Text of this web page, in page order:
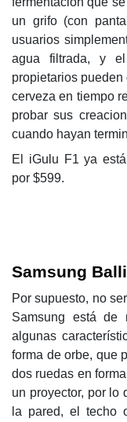
un grifo (con
usuarios
agua filtrada, y
propietarios
cerveza en tiempo
probar sus
cuando hayan
El iGulu F1 ya
por $599.
Samsung
Por supuesto, no
Samsung está de
algunas
forma de orbe, que
dos ruedas en
un proyector, por lo
la pared, el techo